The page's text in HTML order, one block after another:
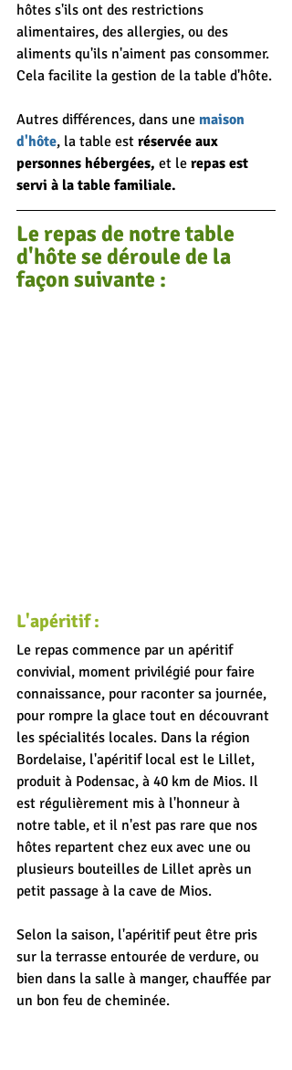
hôtes s'ils ont des restrictions
alimentaires, des allergies, ou des
aliments qu'ils n'aiment pas consommer.
Cela facilite la gestion de la table d'hôte.
Autres différences, dans une maison
d'hôte, la table est réservée aux
personnes hébergées, et le repas est
servi à la table familiale.
Le repas de notre table
d'hôte se déroule de la
façon suivante :
L'apéritif :
Le repas commence par un apéritif
convivial, moment privilégié pour faire
connaissance, pour raconter sa journée,
pour rompre la glace tout en découvrant
les spécialités locales. Dans la région
Bordelaise, l'apéritif local est le Lillet,
produit à Podensac, à 40 km de Mios. Il
est régulièrement mis à l'honneur à
notre table, et il n'est pas rare que nos
hôtes repartent chez eux avec une ou
plusieurs bouteilles de Lillet après un
petit passage à la cave de Mios.
Selon la saison, l'apéritif peut être pris
sur la terrasse entourée de verdure, ou
bien dans la salle à manger, chauffée par
un bon feu de cheminée.